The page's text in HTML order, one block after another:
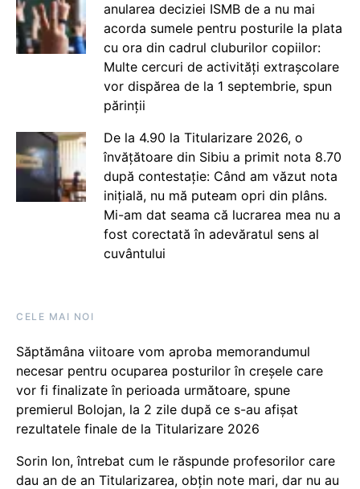
anularea deciziei ISMB de a nu mai
acorda sumele pentru posturile la plata
cu ora din cadrul cluburilor copiilor:
Multe cercuri de activități extrașcolare
vor dispărea de la 1 septembrie, spun
părinții
De la 4.90 la Titularizare 2026, o
învățătoare din Sibiu a primit nota 8.70
după contestație: Când am văzut nota
inițială, nu mă puteam opri din plâns.
Mi-am dat seama că lucrarea mea nu a
fost corectată în adevăratul sens al
cuvântului
CELE MAI NOI
Săptămâna viitoare vom aproba memorandumul
necesar pentru ocuparea posturilor în creșele care
vor fi finalizate în perioada următoare, spune
premierul Bolojan, la 2 zile după ce s-au afișat
rezultatele finale de la Titularizare 2026
Sorin Ion, întrebat cum le răspunde profesorilor care
dau an de an Titularizarea, obțin note mari, dar nu au